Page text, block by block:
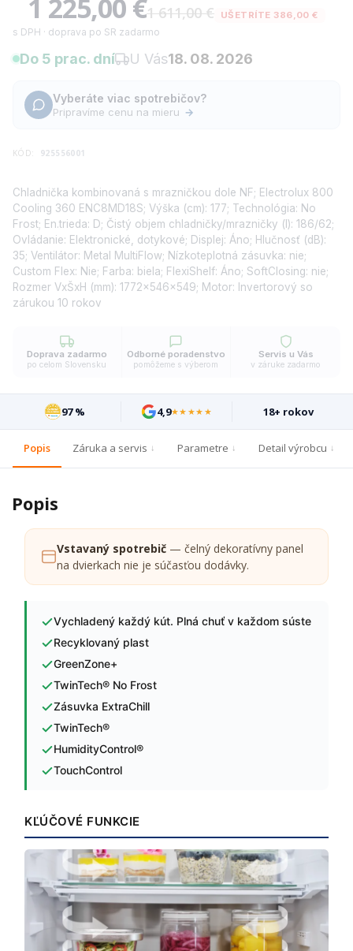
Chladnička kombinovaná s mrazničkou dole NF; Electrolux 800
Cooling 360 ENC8MD18S; Výška (cm): 177; Technológia: No
Frost; En.trieda: D; Čistý objem chladničky/mrazničky (l): 186/62;
Ovládanie: Elektronické, dotykové; Displej: Áno; Hlučnosť (dB):
35; Ventilátor: Metal MultiFlow; Nízkoteplotná zásuvka: nie;
Custom Flex: Nie; Farba: biela; FlexiShelf: Áno; SoftClosing: nie;
Rozmer VxŠxH (mm): 1772x546x549; Motor: Invertorový so
zárukou 10 rokov
1 225,00 €1 611,00 € UŠETRÍTE 386,00 €
s DPH · doprava po SR zadarmo
Do 5 prac. dní U Vás18. 08. 2026
Vyberáte viac spotrebičov?
Pripravíme cenu na mieru →
KÓD: 925556001
Doprava zadarmo
po celom Slovensku
Odborné poradenstvo
pomôžeme s výberom
Servis u Vás
v záruke zadarmo
97 % 4,9★★★★★ 18+ rokov
Popis Záruka a servis Parametre Detail výrobcu
Popis
Vstavaný spotrebič — čelný dekoratívny panel
na dvierkach nie je súčasťou dodávky.
Vychladený každý kút. Plná chuť v každom súste
Recyklovaný plast
GreenZone+
TwinTech® No Frost
Zásuvka ExtraChill
TwinTech®
HumidityControl®
TouchControl
KĽÚČOVÉ FUNKCIE